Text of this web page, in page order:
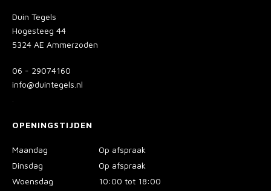
Duin Tegels
Hogesteeg 44
5324 AE Ammerzoden
06 - 29074160
info@duintegels.nl
OPENINGSTIJDEN
Maandag
Dinsdag
Woensdag
Op afspraak
Op afspraak
10:00 tot 18:00